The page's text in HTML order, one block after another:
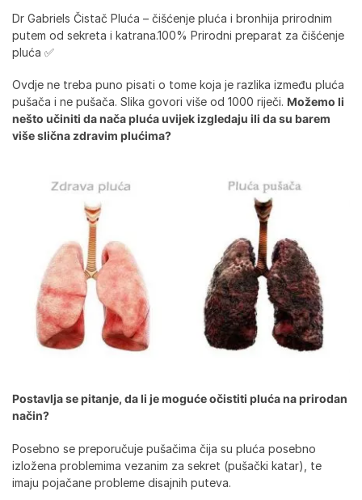
Dr Gabriels Čistač Pluća – čišćenje pluća i bronhija prirodnim
putem od sekreta i katrana.100% Prirodni preparat za čišćenje
pluća ✅
Ovdje ne treba puno pisati o tome koja je razlika između pluća
pušača i ne pušača. Slika govori više od 1000 riječi. Možemo li
nešto učiniti da nača pluća uvijek izgledaju ili da su barem
više slična zdravim plućima?
Postavlja se pitanje, da li je moguće očistiti pluća na prirodan
način?
Posebno se preporučuje pušačima čija su pluća posebno
izložena problemima vezanim za sekret (pušački katar), te
imaju pojačane probleme disajnih puteva.